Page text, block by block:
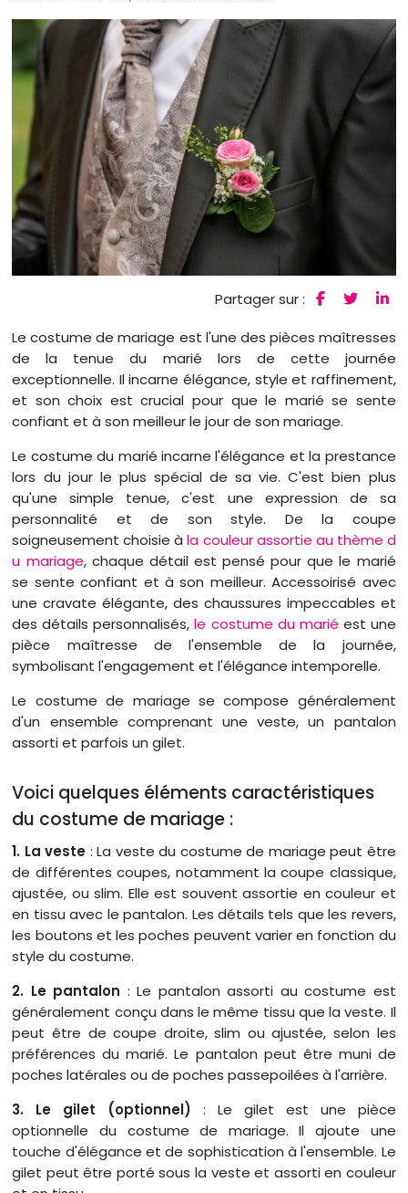
Partager sur :
Le costume de mariage est l'une des pièces maîtresses
de la tenue du marié lors de cette journée
exceptionnelle. Il incarne élégance, style et raffinement,
et son choix est crucial pour que le marié se sente
confiant et à son meilleur le jour de son mariage.
Le costume du marié incarne l'élégance et la prestance
lors du jour le plus spécial de sa vie. C'est bien plus
qu'une simple tenue, c'est une expression de sa
personnalité et de son style. De la coupe
soigneusement choisie àla couleur assortie au thème d
u mariage, chaque détail est pensé pour que le marié
se sente confiant et à son meilleur. Accessoirisé avec
une cravate élégante, des chaussures impeccables et
des détails personnalisés,le costume du marié est une
pièce maîtresse de l'ensemble de la journée,
symbolisant l'engagement et l'élégance intemporelle.
Le costume de mariage se compose généralement
d'un ensemble comprenant une veste, un pantalon
assorti et parfois un gilet.
Voici quelques éléments caractéristiques
du costume de mariage :
1. La veste : La veste du costume de mariage peut être
de différentes coupes, notamment la coupe classique,
ajustée, ou slim. Elle est souvent assortie en couleur et
en tissu avec le pantalon. Les détails tels que les revers,
les boutons et les poches peuvent varier en fonction du
style du costume.
2. Le pantalon : Le pantalon assorti au costume est
généralement conçu dans le même tissu que la veste. Il
peut être de coupe droite, slim ou ajustée, selon les
préférences du marié. Le pantalon peut être muni de
poches latérales ou de poches passepoilées à l'arrière.
3. Le gilet (optionnel) : Le gilet est une pièce
optionnelle du costume de mariage. Il ajoute une
touche d'élégance et de sophistication à l'ensemble. Le
gilet peut être porté sous la veste et assorti en couleur